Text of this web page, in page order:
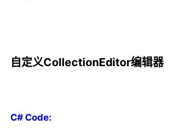
自定义CollectionEditor编辑器
C# Code: